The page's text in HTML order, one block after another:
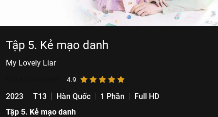
Tập 5. Kẻ mạo danh
My Lovely Liar
4.9
2023 T13 Hàn Quốc 1 Phần
Full HD
Tập 5. Kẻ mạo danh